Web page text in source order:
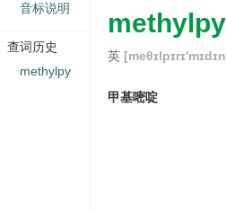
英
甲基嘧啶
音标说明
查词历史
methylpy